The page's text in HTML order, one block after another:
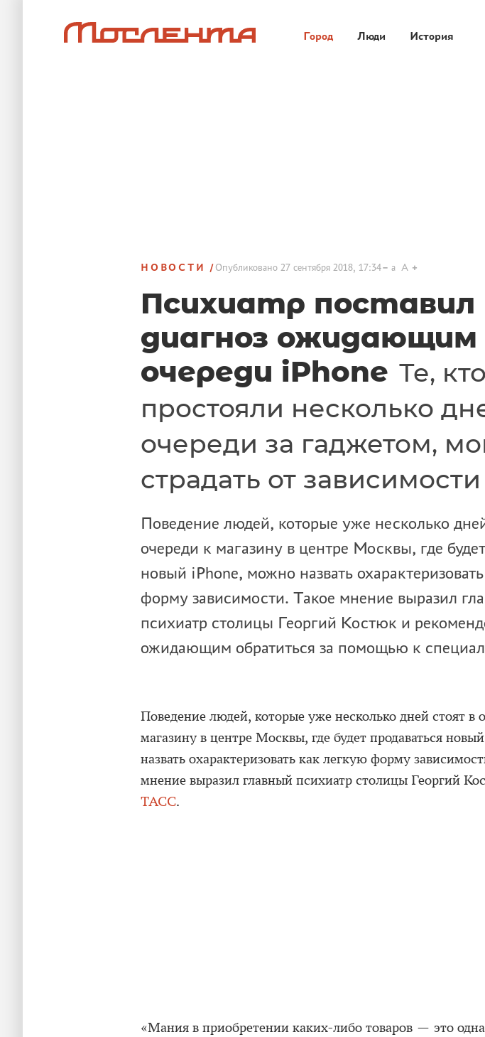
Город Люди История
НОВОСТИ Опубликовано 27 сентября 2018, 17:34 a A
Психиатр поставил
диагноз ожидающим
очереди iPhone Те, кто
простояли несколько
очереди за гаджетом,
страдать от зависимости
Поведение людей, которые уже несколько
очереди к магазину в центре Москвы, где
новый iPhone, можно назвать
форму зависимости. Такое мнение выразил
психиатр столицы Георгий Костюк и
ожидающим обратиться за помощью к
Поведение людей, которые уже несколько дней стоят в
магазину в центре Москвы, где будет продаваться
назвать охарактеризовать как легкую форму
мнение выразил главный психиатр столицы Георгий
ТАСС.
«Мания в приобретении каких-либо товаров — это